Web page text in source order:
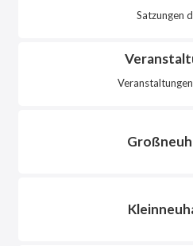
Satzungen